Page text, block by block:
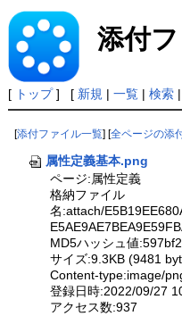
添付
[ トップ] [ 新規 | 一覧| 検索|
[添付ファイル一覧] [全ページの添
属性定義基本.png
ページ:属性定義
格納ファイル
名:attach/
MD5ハッシュ値
サイズ:9.3KB (9481
Content-type:image/
登録日時:2022/09/27
アクセス数:937